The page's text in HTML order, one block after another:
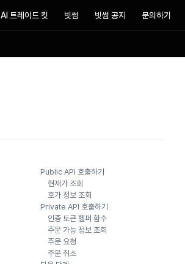
AI 트레이드 킷 빗썸 빗썸 공지 문의하기
Public API 호출하기
현재가 조회
호가 정보 조회
Private API 호출하기
인증 토큰 헬퍼 함수
주문 가능 정보 조회
주문 요청
주문 취소